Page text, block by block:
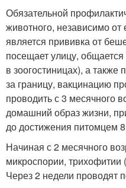
Обязательной
животного, независимо от
является прививка от
посещает улицу,
в зоогостиницах), а также
за границу, вакцинацию
проводить с 3 месячного
домашний образ жизни,
до достижения питомцем
Начиная с 2 месячного
микроспории,
Через 2 недели проводят